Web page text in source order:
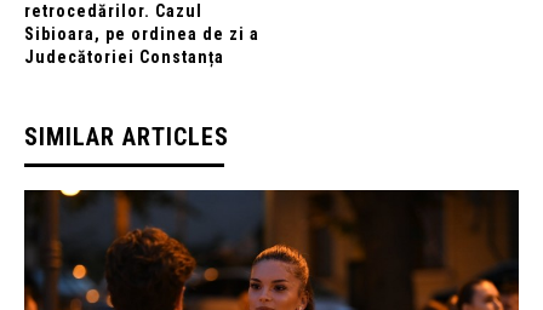
retrocedărilor. Cazul
Sibioara, pe ordinea de zi a
Judecătoriei Constanța
SIMILAR ARTICLES